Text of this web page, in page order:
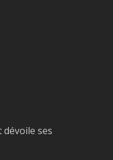
dévoile ses